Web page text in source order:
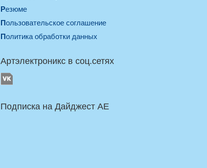
Резюме
Пользовательское соглашение
Политика обработки данных
Артэлектроникс в соц.сетях
Подписка на Дайджест AE